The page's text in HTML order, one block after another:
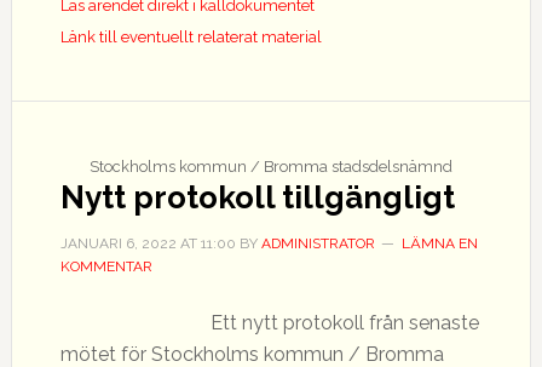
Läs ärendet direkt i källdokumentet
Länk till eventuellt relaterat material
Stockholms kommun / Bromma stadsdelsnämnd
Nytt protokoll tillgängligt
JANUARI 6, 2022 AT 11:00 BY ADMINISTRATOR
LÄMNA EN
KOMMENTAR
Ett nytt protokoll från senaste
mötet för Stockholms kommun / Bromma